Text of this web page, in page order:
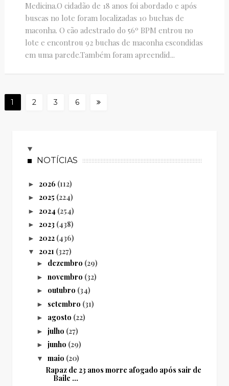
Medicina.O cidadão de 18 anos foi abordado e após
buscas no lote foram localizadas 10 buchas de
maconha. O cão adestrado do 56º BPM entrou no
lote e encontrou 92 buchas de maconha escondidas
em uma parede.Também foram apreendid...
1 2 3
6
NOTÍCIAS
► 2026 (112)
► 2025 (224)
► 2024 (254)
► 2023 (438)
► 2022 (436)
▼ 2021 (327)
► dezembro (29)
► novembro (32)
► outubro (34)
► setembro (31)
► agosto (22)
► julho (27)
► junho (29)
▼ maio (20)
Rapaz de 23 anos morre afogado após sair de
Baile ...